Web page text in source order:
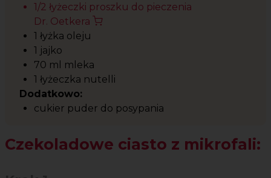
1/2 łyżeczki proszku do pieczenia
Dr. Oetkera
1 łyżka oleju
1 jajko
70 ml mleka
1 łyżeczka nutelli
Dodatkowo:
cukier puder do posypania
Czekoladowe ciasto z mikrofali: